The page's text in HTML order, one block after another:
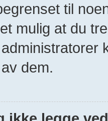
til
mulig at du
dem.